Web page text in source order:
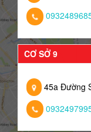
CƠ SỞ 9
45a Đường